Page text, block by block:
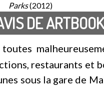
Parks(2012)
DE
restaurants et
sous la gare de